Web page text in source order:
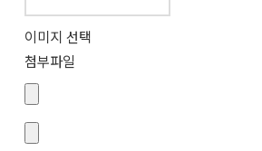
이미지 선택
첨부파일